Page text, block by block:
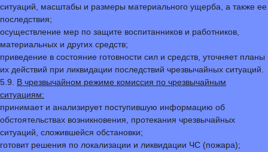
ситуаций, масштабы и размеры материального ущерба, а также ее
последствия;
осуществление мер по защите воспитанников и работников,
материальных и других средств;
приведение в состояние готовности сил и средств, уточняет планы
их действий при ликвидации последствий чрезвычайных ситуаций.
5.9. В чрезвычайном режиме комиссия по чрезвычайным
ситуациям:
принимает и анализирует поступившую информацию об
обстоятельствах возникновения, протекания чрезвычайных
ситуаций, сложившейся обстановки;
готовит решения по локализации и ликвидации ЧС (пожара);